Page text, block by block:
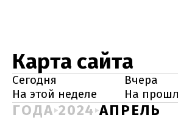
Карта сайта
Сегодня
Вчера
На этой неделе
На
ГОДА 2024 АПРЕЛЬ